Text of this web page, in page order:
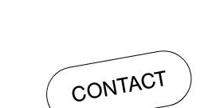
CONTACT